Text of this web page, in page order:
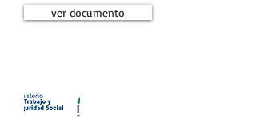
ver documento